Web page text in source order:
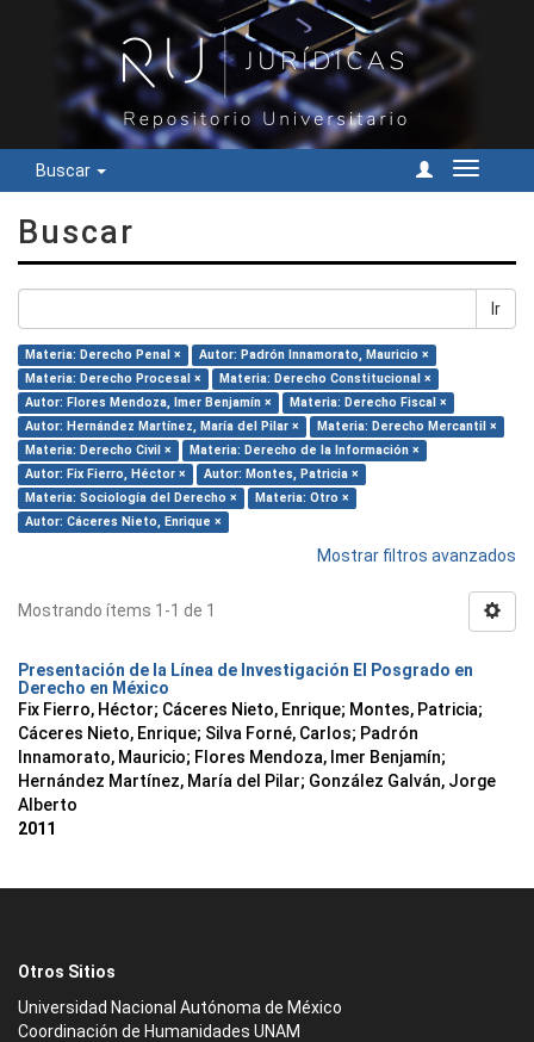
Buscar
Cambiar
Buscar
Ir
Materia: Derecho Penal ×
Autor: Padrón Innamorato, Mauricio ×
Materia: Derecho Procesal ×
Materia: Derecho Constitucional ×
Autor: Flores Mendoza, Imer Benjamín ×
Materia: Derecho Fiscal ×
Autor: Hernández Martínez, María del Pilar ×
Materia: Derecho Mercantil ×
Materia: Derecho Civil ×
Materia: Derecho de la Información ×
Autor: Fix Fierro, Héctor ×
Autor: Montes, Patricia ×
Materia: Sociología del Derecho ×
Materia: Otro ×
Autor: Cáceres Nieto, Enrique ×
Mostrar filtros avanzados
Mostrando ítems 1-1 de 1
Presentación de la Línea de Investigación El Posgrado en
Derecho en México
Fix Fierro, Héctor; Cáceres Nieto, Enrique; Montes, Patricia;
Cáceres Nieto, Enrique; Silva Forné, Carlos; Padrón
Innamorato, Mauricio; Flores Mendoza, Imer Benjamín;
Hernández Martínez, María del Pilar; González Galván, Jorge
Alberto
2011
Otros Sitios
Universidad Nacional Autónoma de México
Coordinación de Humanidades UNAM